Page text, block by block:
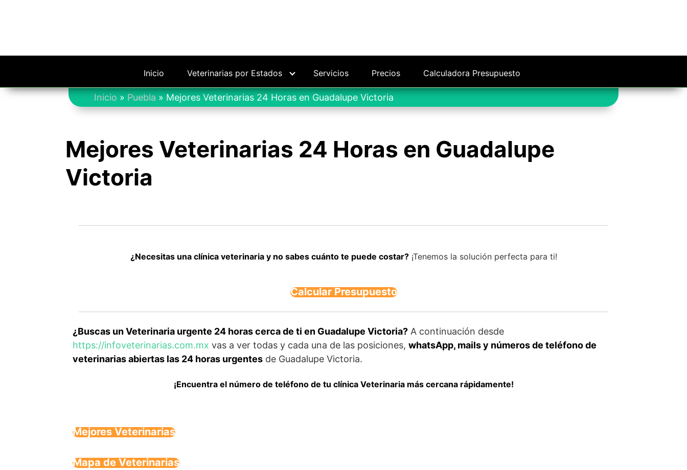
Inicio Veterinarias por Estados Servicios Precios Calculadora Presupuesto
Inicio » Puebla » Mejores Veterinarias 24 Horas en Guadalupe Victoria
Mejores Veterinarias 24 Horas en Guadalupe
Victoria
¿Necesitas una clínica veterinaria y no sabes cuánto te puede costar?¡Tenemos la solución perfecta para ti!
Calcular Presupuesto
¿Buscas un Veterinaria urgente 24 horas cerca de ti en Guadalupe Victoria? A continuación desde
https://infoveterinarias.com.mx vas a ver todas y cada una de las posiciones, whatsApp, mails y números de teléfono de
veterinarias abiertas las 24 horas urgentes de Guadalupe Victoria.
¡Encuentra el número de teléfono de tu clínica Veterinaria más cercana rápidamente!
Mejores Veterinarias
Mapa de Veterinarias